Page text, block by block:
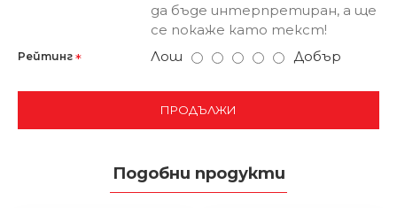
да бъде интерпретиран, а ще
се покаже като текст!
Рейтинг Лош Добър
ПРОДЪЛЖИ
Подобни продукти